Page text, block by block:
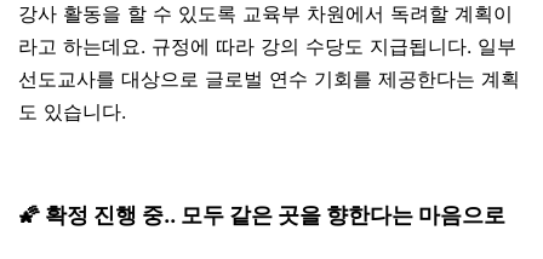
강사 활동을 할 수 있도록 교육부 차원에서 독려할 계획이
라고 하는데요. 규정에 따라 강의 수당도 지급됩니다. 일부
선도교사를 대상으로 글로벌 연수 기회를 제공한다는 계획
도 있습니다.
🌠 확정 진행 중.. 모두 같은 곳을 향한다는 마음으로